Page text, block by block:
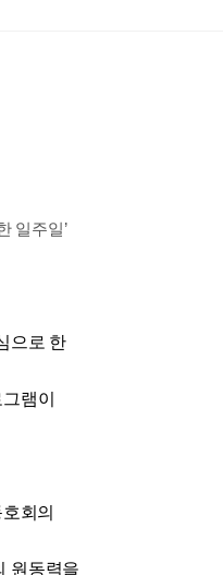
일주일’
으로 한
램이
회의
원동력을